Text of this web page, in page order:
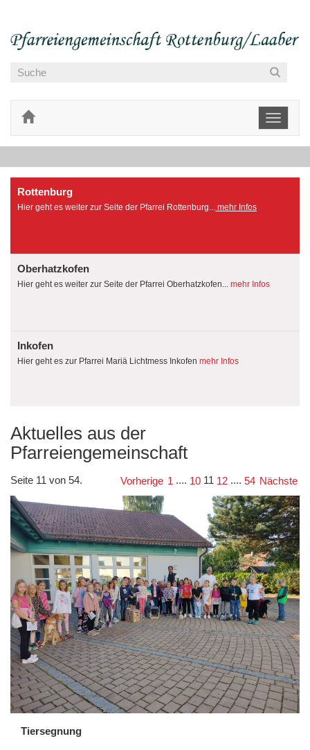
Toggle
Rottenburg
Hier geht es weiter zur Seite der Pfarrei Rottenburg... mehr Infos
Oberhatzkofen
Hier geht es weiter zur Seite der Pfarrei Oberhatzkofen... mehr Infos
Inkofen
Hier geht es zur Pfarrei Mariä Lichtmess Inkofen mehr Infos
Aktuelles aus der
Pfarreiengemeinschaft
Seite 11 von 54. Vorherige 1 .... 10 11 12 .... 54 Nächste
Tiersegnung